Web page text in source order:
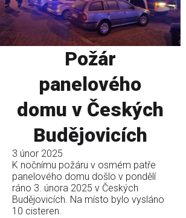
Požár
panelového
domu v Českých
Budějovicích
3 únor 2025
K nočnímu požáru v osmém patře
panelového domu došlo v pondělí
ráno 3. února 2025 v Českých
Budějovicích. Na místo bylo vysláno
10 cisteren.